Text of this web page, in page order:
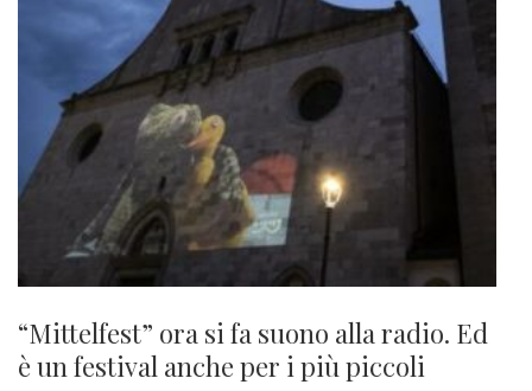
“Mittelfest” ora si fa suono alla radio. Ed
è un festival anche per i più piccoli